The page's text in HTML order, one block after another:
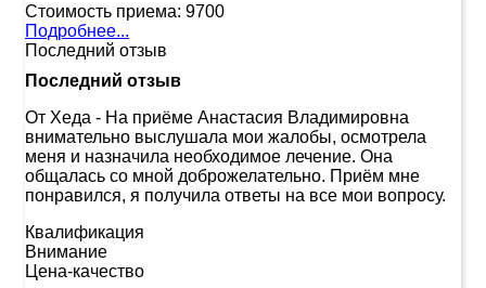
Стоимость приема: 9700
Подробнее...
Последний отзыв
Последний отзыв
От Хеда - На приёме Анастасия Владимировна
внимательно выслушала мои жалобы, осмотрела
меня и назначила необходимое лечение. Она
общалась со мной доброжелательно. Приём мне
понравился, я получила ответы на все мои вопросу.
Квалификация
Внимание
Цена-качество